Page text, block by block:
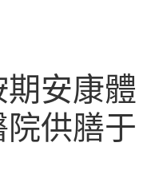
安康體
供膳于